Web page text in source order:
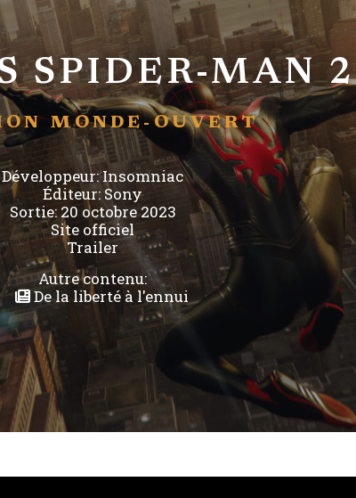
SPIDER-MAN 2
MONDE-OUVERT
Développeur:Insomniac
Éditeur: Sony
Sortie: 20 octobre 2023
Site officiel
Trailer
Autre contenu:
De la liberté à l'ennui